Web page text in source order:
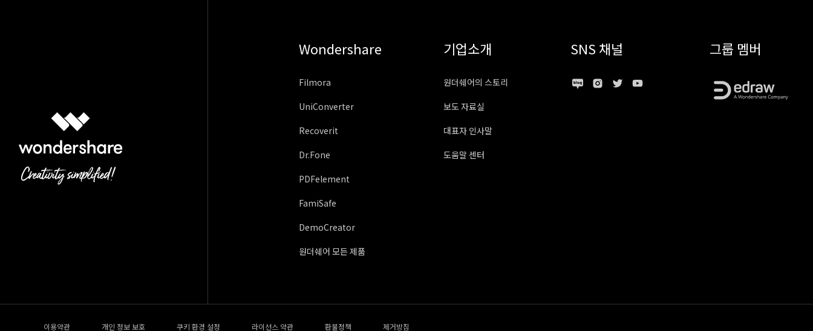
Wondershare
Filmora
UniConverter
Recoverit
Dr.Fone
PDFelement
FamiSafe
DemoCreator
원더쉐어 모든 제품
기업소개
원더쉐어의 스토리
보도 자료실
대표자 인사말
도움말 센터
SNS 채널 그룹 멤버
이용약관 개인 정보 보호 쿠키 환경 설정 라이선스 약관 환불정책 제거방침